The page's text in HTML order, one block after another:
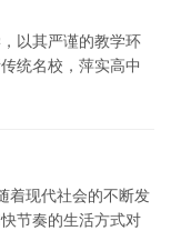
以其严谨的教学环
统名校，萍实高中
着现代社会的不断发
节奏的生活方式对